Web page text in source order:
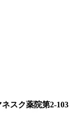
スク薬院第2-103